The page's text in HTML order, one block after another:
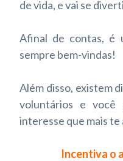
de vida, e vai se
Afinal de contas, é
sempre bem-vindas!
Além disso, existem
voluntários e você
interesse que mais te
Incentiva o